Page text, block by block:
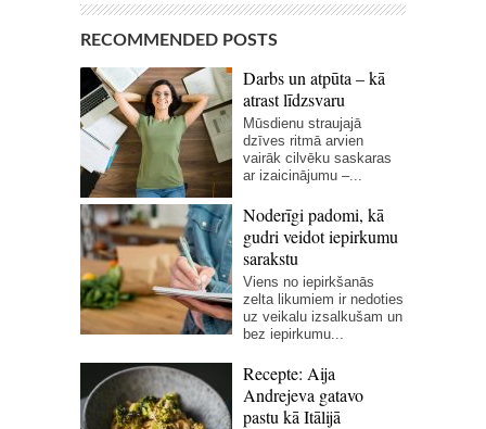
RECOMMENDED POSTS
Darbs un atpūta – kā
atrast līdzsvaru
Mūsdienu straujajā
dzīves ritmā arvien
vairāk cilvēku saskaras
ar izaicinājumu –...
Noderīgi padomi, kā
gudri veidot iepirkumu
sarakstu
Viens no iepirkšanās
zelta likumiem ir nedoties
uz veikalu izsalkušam un
bez iepirkumu...
Recepte: Aija
Andrejeva gatavo
pastu kā Itālijā